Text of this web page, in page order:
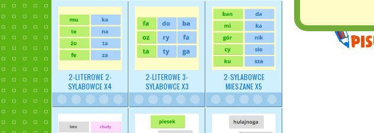
2-LITEROWE 2-
SYLABOWCE X4
2-LITEROWE 3-
SYLABOWCE X3
2-SYLABOWCE
MIESZANE X5